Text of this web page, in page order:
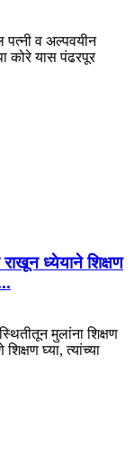
पत्नी व अल्पवयीन
कोरे यास पंढरपूर
राखून ध्येयाने शिक्षण
मुलांना शिक्षण
घ्या, त्यांच्या